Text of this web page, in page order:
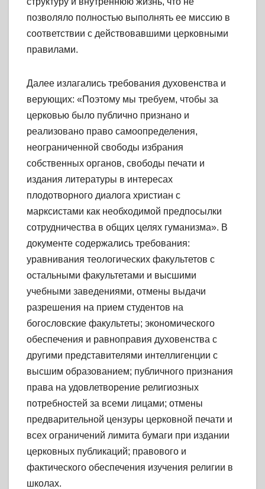
позволяло полностью выполнять ее миссию в
соответствии с действовавшими церковными
правилами.
Далее излагались требования духовенства и
верующих: «Поэтому мы требуем, чтобы за
церковью было публично признано и
реализовано право самоопределения,
неограниченной свободы избрания
собственных органов, свободы печати и
издания литературы в интересах
плодотворного диалога христиан с
марксистами как необходимой предпосылки
сотрудничества в общих целях гуманизма». В
документе содержались требования:
уравнивания теологических факультетов с
остальными факультетами и высшими
учебными заведениями, отмены выдачи
разрешения на прием студентов на
богословские факультеты; экономического
обеспечения и равноправия духовенства с
другими представителями интеллигенции с
высшим образованием; публичного признания
права на удовлетворение религиозных
потребностей за всеми лицами; отмены
предварительной цензуры церковной печати и
всех ограничений лимита бумаги при издании
церковных публикаций; правового и
фактического обеспечения изучения религии в
школах.